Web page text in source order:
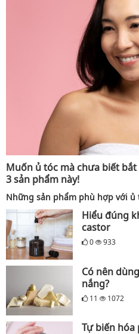
Muốn ủ tóc mà chưa biết
3 sản phẩm này!
Những sản phẩm phù hợp với ủ
Hiểu đúng
castor
0 933
Có nên
nắng?
11 1072
Tự biến